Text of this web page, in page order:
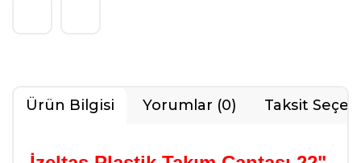
Ürün Bilgisi Yorumlar (0) Taksit